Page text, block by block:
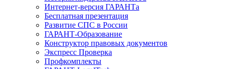
Интернет-версия ГАРАНТа
Бесплатная презентация
Развитие СПС в России
ГАРАНТ-Образование
Конструктор правовых документов
Экспресс Проверка
Профкомплекты